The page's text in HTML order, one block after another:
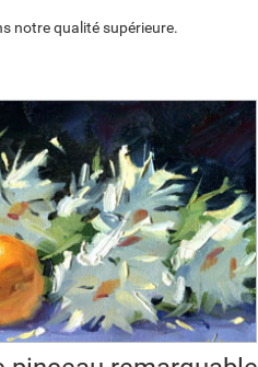
notre qualité supérieure.